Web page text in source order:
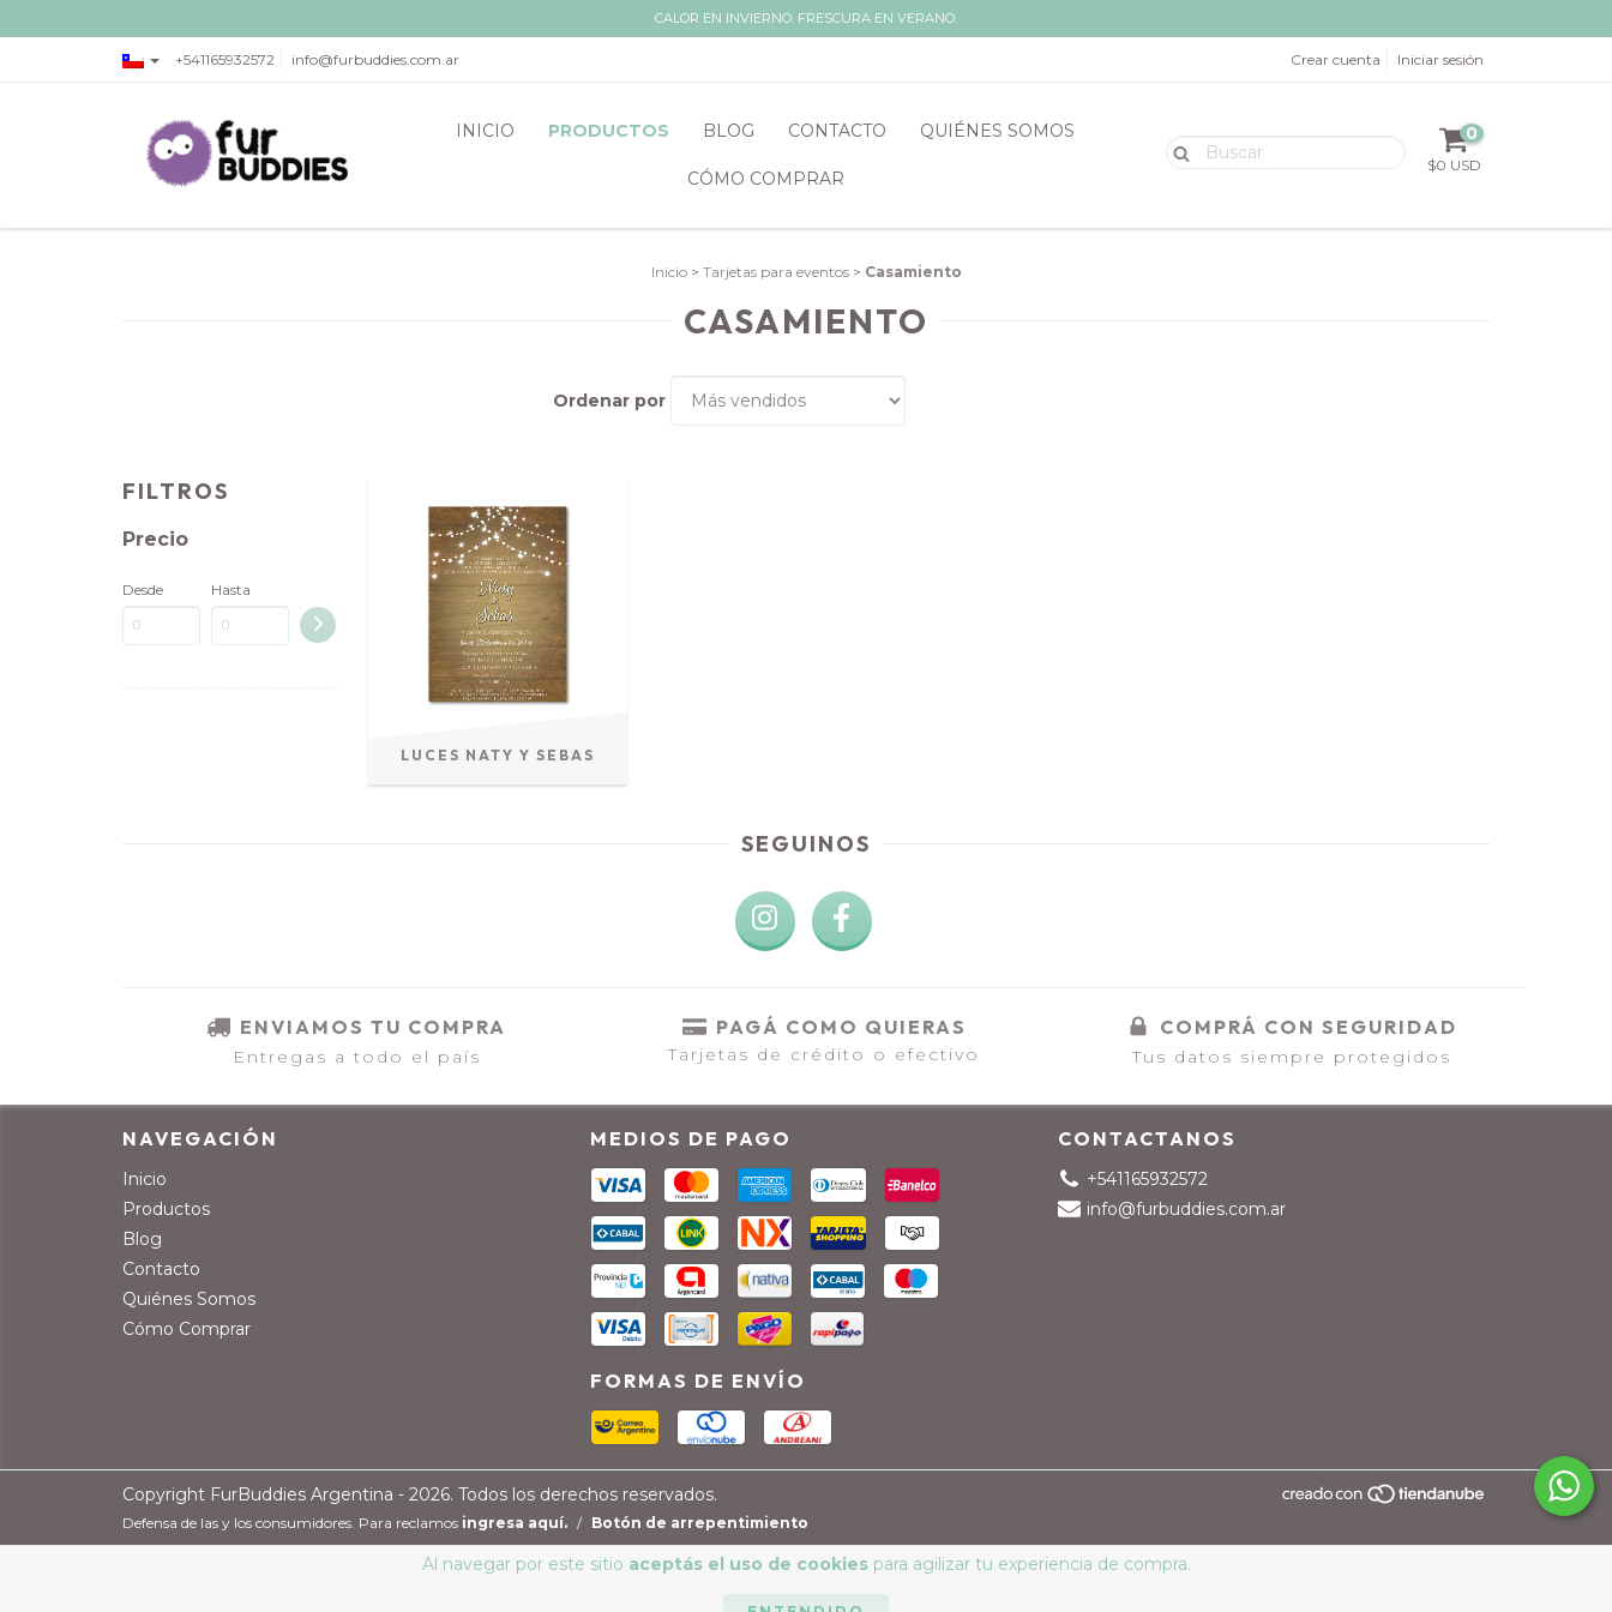
Al navegar por este sitio aceptás el uso de cookiespara agilizar tu experiencia de compra.
CALOR EN INVIERNO. FRESCURA EN VERANO.
+541165932572 info@furbuddies.com.ar Crear cuenta Iniciar sesión
INICIO PRODUCTOS BLOG CONTACTO QUIÉNES SOMOS
CÓMO COMPRAR
0
$0 USD
Inicio > Tarjetas para eventos > Casamiento
CASAMIENTO
Ordenar por
FILTROS
Precio
Desde Hasta
LUCES NATY Y SEBAS
SEGUINOS
ENVIAMOS TU COMPRA
Entregas a todo el país
PAGÁ COMO QUIERAS
Tarjetas de crédito o efectivo
COMPRÁ CON SEGURIDAD
Tus datos siempre protegidos
NAVEGACIÓN
Inicio
Productos
Blog
Contacto
Quiénes Somos
Cómo Comprar
MEDIOS DE PAGO
FORMAS DE ENVÍO
CONTACTANOS
+541165932572
info@furbuddies.com.ar
Copyright FurBuddies Argentina - 2026. Todos los derechos reservados.
Defensa de las y los consumidores. Para reclamos ingresa aquí. / Botón de arrepentimiento